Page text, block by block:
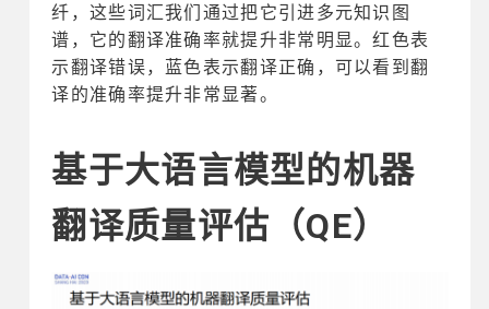
纤，这些词汇我们通过把它引进多元知识图
谱，它的翻译准确率就提升非常明显。红色表
示翻译错误，蓝色表示翻译正确，可以看到翻
译的准确率提升非常显著。
基于大语言模型的机器
翻译质量评估（QE）